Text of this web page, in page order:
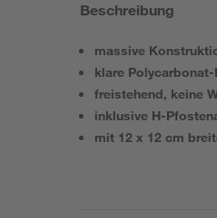
Beschreibung
massive
klare
freistehend, keine
inklusive H-
mit 12 x 12 cm